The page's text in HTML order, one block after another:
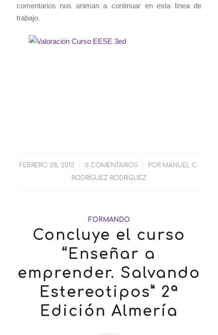
comentarios nos animan a continuar en esta línea de
trabajo.
FEBRERO 28, 2013
/ 0 COMENTARIOS
/ POR MANUEL C.
RODRÍGUEZ RODRÍGUEZ
FORMANDO
Concluye el curso
“Enseñar a
emprender. Salvando
Estereotipos” 2ª
Edición Almería